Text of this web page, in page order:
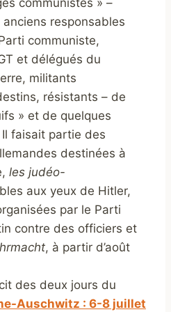
communistes » –
responsables
communiste,
et délégués du
militants
résistants – de
» et de quelques
faisait partie des
destinées à
les judéo-
aux yeux de Hitler,
par le Parti
contre des officiers et
, à partir d’août
des deux jours du
Auschwitz : 6-8 juillet